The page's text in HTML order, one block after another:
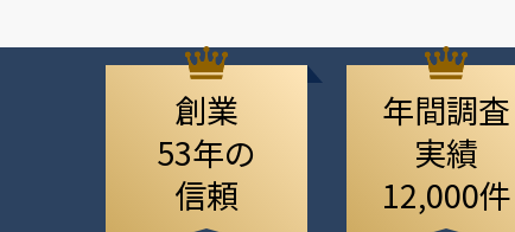
創業
53年の
信頼
年間調査
実績
12,000件